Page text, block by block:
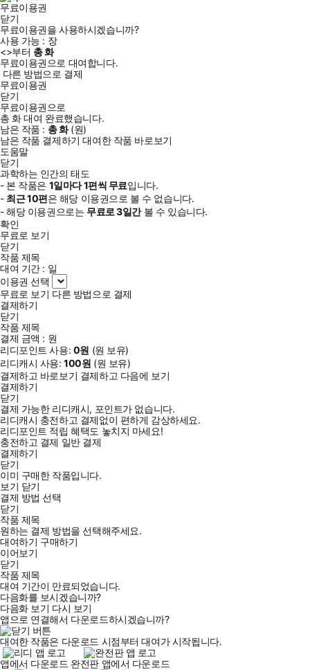
무료이용권
닫기
무료이용권을 사용하시겠습니까?
사용 가능 : 장
<>부터 총화
무료이용권으로 대여합니다.
다른 방법으로 결제
무료이용권
닫기
무료이용권으로
총 화대여 완료했습니다.
남은 작품 : 총화(원)
남은 작품 결제하기 대여한 작품 바로보기
도움말
닫기
과학하는 인간의 태도
- 본 작품은 1일마다1편씩 무료입니다.
- 최근10편은 해당 이용권으로 볼 수 없습니다.
- 해당 이용권으로는 무료로3일간볼 수 있습니다.
확인
무료로 보기
닫기
작품 제목
대여 기간 : 일
이용권 선택
무료로 보기 다른 방법으로 결제
결제하기
닫기
작품 제목
결제 금액 : 원
리디포인트 사용: 0원 (원 보유)
리디캐시 사용:100원 (원 보유)
결제하고 바로보기 결제하고 다음에 보기
결제하기
닫기
결제 가능한 리디캐시, 포인트가 없습니다.
리디캐시 충전하고 결제없이 편하게 감상하세요.
리디포인트 적립 혜택도 놓치지 마세요!
충전하고 결제 일반 결제
결제하기
닫기
이미 구매한 작품입니다.
보기 닫기
결제 방법 선택
닫기
작품 제목
원하는 결제 방법을 선택해주세요.
대여하기 구매하기
이어보기
닫기
작품 제목
대여 기간이 만료되었습니다.
다음화를 보시겠습니까?
다음화 보기 다시 보기
앱으로 연결해서 다운로드하시겠습니까?
대여한 작품은 다운로드 시점부터 대여가 시작됩니다.
앱에서 다운로드 완전판 앱에서 다운로드